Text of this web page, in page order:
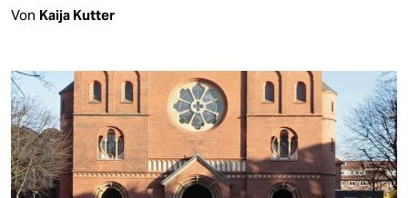
Von Kaija Kutter